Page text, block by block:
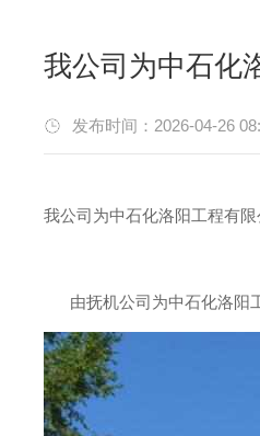
我公司为中石化
发布时间：2026-04-26
我公司为中石化洛阳工程有
由抚机公司为中石化洛阳工